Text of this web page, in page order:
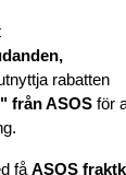
rabatten
från ASOS för
få ASOS